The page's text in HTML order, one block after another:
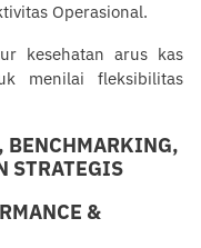
Operasional.
kesehatan arus kas
menilai fleksibilitas
BENCHMARKING,
STRATEGIS
&